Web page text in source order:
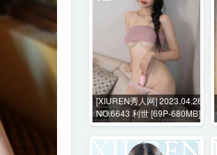
[XIUREN秀人网] 2023.04.26
NO.6643 利世 [69P-680MB]